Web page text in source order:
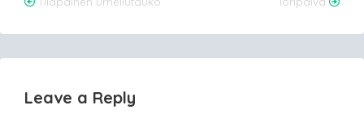
navigation
Leave a Reply